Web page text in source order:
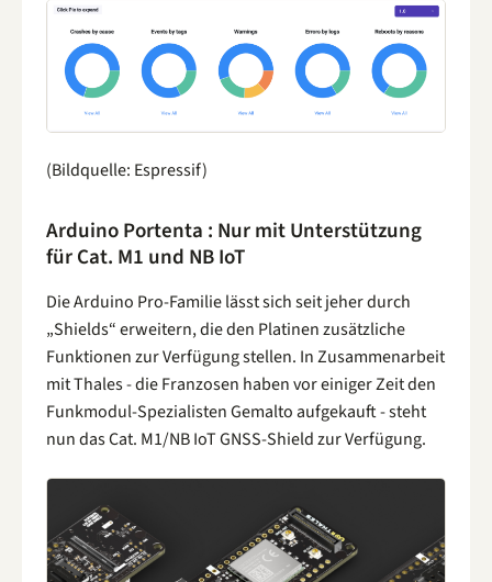
(Bildquelle: Espressif)
Arduino Portenta : Nur mit Unterstützung
für Cat. M1 und NB IoT
Die Arduino Pro-Familie lässt sich seit jeher durch
„Shields“ erweitern, die den Platinen zusätzliche
Funktionen zur Verfügung stellen. In Zusammenarbeit
mit Thales - die Franzosen haben vor einiger Zeit den
Funkmodul-Spezialisten Gemalto aufgekauft - steht
nun das Cat. M1/NB IoT GNSS-Shield zur Verfügung.